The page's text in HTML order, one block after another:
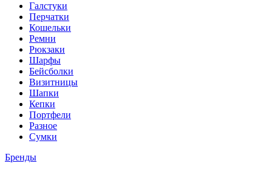
Галстуки
Перчатки
Кошельки
Ремни
Рюкзаки
Шарфы
Бейсболки
Визитницы
Шапки
Кепки
Портфели
Разное
Сумки
Бренды